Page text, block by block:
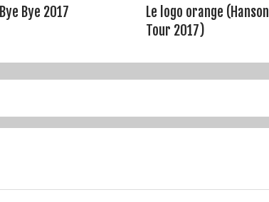
Bye Bye 2017
Le logo orange (Hanson
Tour 2017)